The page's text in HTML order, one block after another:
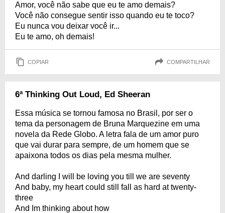
Amor, você não sabe que eu te amo demais?
Você não consegue sentir isso quando eu te toco?
Eu nunca vou deixar você ir...
Eu te amo, oh demais!
COPIAR COMPARTILHAR
6ª Thinking Out Loud, Ed Sheeran
Essa música se tornou famosa no Brasil, por ser o
tema da personagem de Bruna Marquezine em uma
novela da Rede Globo. A letra fala de um amor puro
que vai durar para sempre, de um homem que se
apaixona todos os dias pela mesma mulher.
And darling I will be loving you till we are seventy
And baby, my heart could still fall as hard at twenty-
three
And Im thinking about how